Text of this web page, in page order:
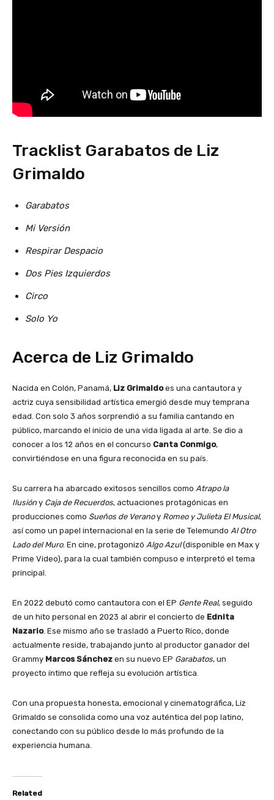
Tracklist Garabatos de Liz
Grimaldo
Garabatos
Mi Versión
Respirar Despacio
Dos Pies Izquierdos
Circo
Solo Yo
Acerca de Liz Grimaldo
Nacida en Colón, Panamá, Liz Grimaldoes una cantautora y
actriz cuya sensibilidad artística emergió desde muy temprana
edad. Con solo 3 años sorprendió a su familia cantando en
público, marcando el inicio de una vida ligada al arte. Se dio a
conocer a los 12 años en el concurso Canta Conmigo,
convirtiéndose en una figura reconocida en su país.
Su carrera ha abarcado exitosos sencillos como Atrapo la
Ilusión y Caja de Recuerdos, actuaciones protagónicas en
producciones como Sueños de Veranoy Romeo y Julieta El Musical,
así como un papel internacional en la serie de Telemundo Al Otro
Lado del Muro. En cine, protagonizó Algo Azul(disponible en Max y
Prime Video), para la cual también compuso e interpretó el tema
principal.
En 2022 debutó como cantautora con el EP Gente Real, seguido
de un hito personal en 2023 al abrir el concierto de Ednita
Nazario. Ese mismo año se trasladó a Puerto Rico, donde
actualmente reside, trabajando junto al productor ganador del
Grammy Marcos Sánchez en su nuevo EP Garabatos, un
proyecto íntimo que refleja su evolución artística.
Con una propuesta honesta, emocional y cinematográfica, Liz
Grimaldo se consolida como una voz auténtica del pop latino,
conectando con su público desde lo más profundo de la
experiencia humana.
Related